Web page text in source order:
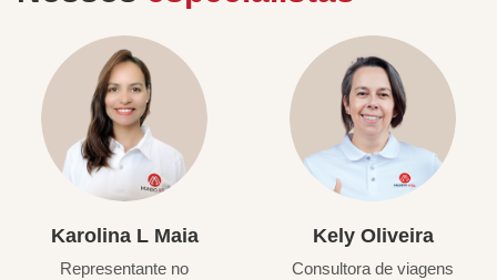
Karolina L Maia
Representante no
Kely Oliveira
Consultora de viagens